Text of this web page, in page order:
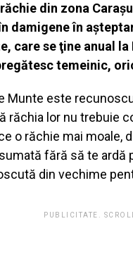
din zona
damigene în
care se ţine anual
temeinic,
Munte este
răchia lor nu trebuie
o răchie mai moale,
fără să te ardă
din vechime
PUBLICITATE.